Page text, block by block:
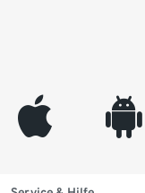
appleinc android